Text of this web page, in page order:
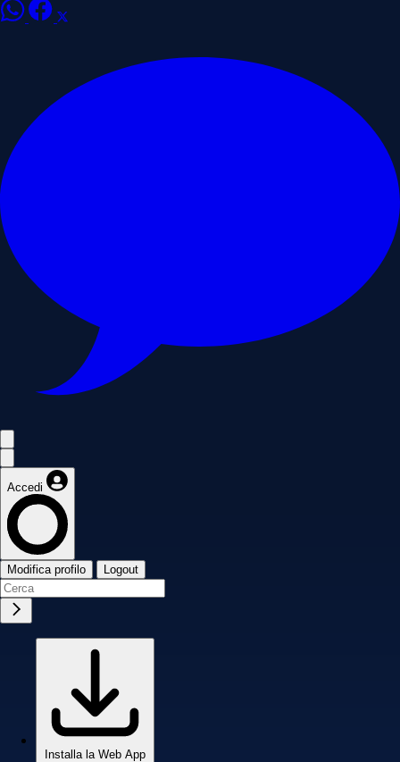
Accedi
Modifica profilo Logout
Installa la Web App